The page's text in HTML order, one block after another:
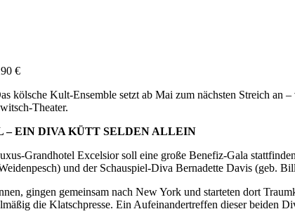
€
kölsche Kult-Ensemble setzt ab Mai zum nächsten Streich
Theater.
– EIN DIVA KÜTT SELDEN ALLEIN
Grandhotel Excelsior soll eine große Benefiz-Gala
und der Schauspiel-Diva Bernadette Davis (geb.
gingen gemeinsam nach New York und starteten dort
die Klatschpresse. Ein Aufeinandertreffen dieser beiden